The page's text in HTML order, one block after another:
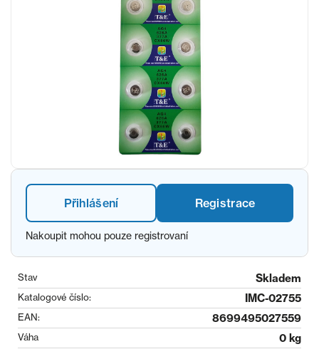
Přihlášení Registrace
Nakoupit mohou pouze registrovaní
Stav Skladem
Katalogové číslo: IMC-02755
EAN: 8699495027559
Váha 0 kg